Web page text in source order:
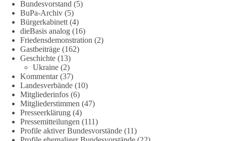
Wie siehst du das? Mach jetzt bei unserer Umfrage mit und sag
uns deine Meinung:
point_righthttps://diebasis-he.de/umfrage-des-monats-august-
2026/point_left
🟩🟩🟦🟦🟥🟥🟧🟧
Quelle:#section-6092974" target="_blank"
rel="noreferrer">https://www.bmvg.de/de/grundlagendokume
nte-strategische-ausrichtung#section
Bundesvorstand (5)
BuPa-Archiv (5)
Bürgerkabinett (4)
dieBasis analog (16)
Friedensdemonstration (2)
Gastbeiträge (162)
Geschichte (13)
Ukraine (2)
Kommentar(37)
Landesverbände (10)
Mitgliederinfos (6)
Mitgliederstimmen (47)
Presseerklärung (4)
Pressemitteilungen (111)
Profile aktiver Bundesvorstände (11)